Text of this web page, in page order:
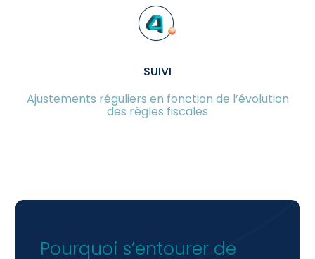
SUIVI
Ajustements réguliers en fonction de l’évolution
des règles fiscales
Pourquoi s’entourer de